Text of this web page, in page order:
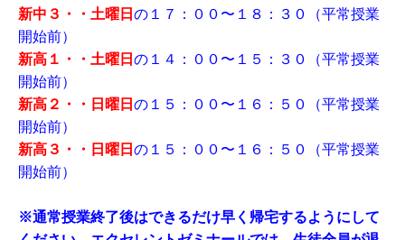
新中３・・土曜日 の１７：００〜１８：３０（平常授業
開始前）
新高１・・土曜日 の１４：００〜１５：３０（平常授業
開始前）
新高２・・日曜日 の１５：００〜１６：５０（平常授業
開始前）
新高３・・日曜日 の１５：００〜１６：５０（平常授業
開始前）
※通常授業終了後はできるだけ早く帰宅するようにして